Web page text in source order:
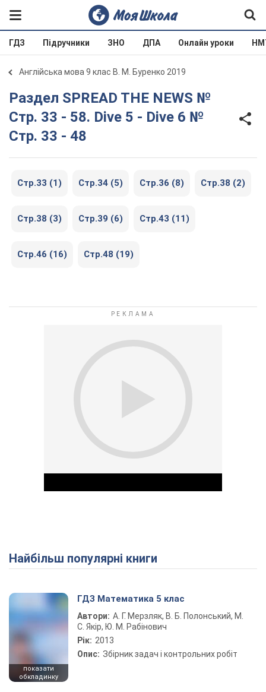
ГДЗ Підручники ЗНО ДПА Онлайн уроки
Англійська мова 9 клас В. М. Буренко 2019
Раздел SPREAD THE NEWS №
Стр. 33 - 58. Dive 5 - Dive 6 №
Стр. 33 - 48
Стр.33 (1) Стр.34 (5) Стр.36 (8) Стр.38 (2)
Стр.38 (3) Стр.39 (6) Стр.43 (11)
Стр.46 (16) Стр.48 (19)
Play Video
Найбільш популярні книги
показати
обкладинку
ГДЗ Математика 5 клас
Автори: А. Г. Мерзляк, В. Б. Полонський, М.
С. Якір, Ю. М. Рабінович
Рік: 2013
Опис: Збірник задач і контрольних робіт